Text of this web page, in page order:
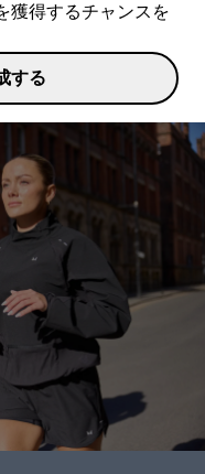
獲得するチャンスを
する